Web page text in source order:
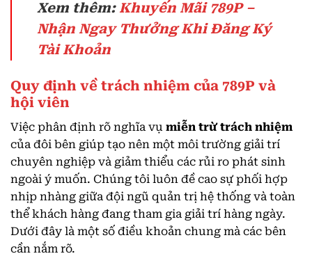
Xem thêm:Khuyến Mãi 789P –
Nhận Ngay Thưởng Khi Đăng Ký
Tài Khoản
Quy định về trách nhiệm của 789P và
hội viên
Việc phân định rõ nghĩa vụ miễn trừ trách nhiệm
của đôi bên giúp tạo nên một môi trường giải trí
chuyên nghiệp và giảm thiểu các rủi ro phát sinh
ngoài ý muốn. Chúng tôi luôn đề cao sự phối hợp
nhịp nhàng giữa đội ngũ quản trị hệ thống và toàn
thể khách hàng đang tham gia giải trí hàng ngày.
Dưới đây là một số điều khoản chung mà các bên
cần nắm rõ.